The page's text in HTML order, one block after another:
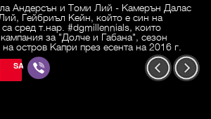
Андерсън и Томи Лий - Камерън Далас
Гейбриъл Кейн, който е син на
сред т.нар. #dgmillennials, които
за "Долче и Габана", сезон
остров Капри през есента на 2016 г.
SAVE